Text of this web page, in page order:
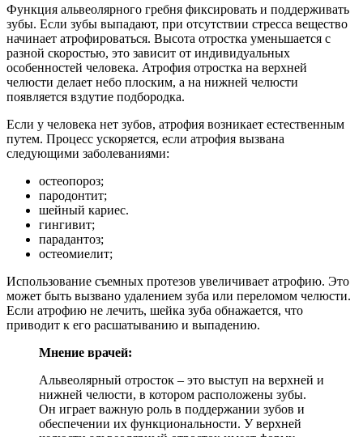
Функция альвеолярного гребня фиксировать и поддерживать
зубы. Если зубы выпадают, при отсутствии стресса вещество
начинает атрофироваться. Высота отростка уменьшается с
разной скоростью, это зависит от индивидуальных
особенностей человека. Атрофия отростка на верхней
челюсти делает небо плоским, а на нижней челюсти
появляется вздутие подбородка.
Если у человека нет зубов, атрофия возникает естественным
путем. Процесс ускоряется, если атрофия вызвана
следующими заболеваниями:
остеопороз;
пародонтит;
шейный кариес.
гингивит;
парадантоз;
остеомиелит;
Использование съемных протезов увеличивает атрофию. Это
может быть вызвано удалением зуба или переломом челюсти.
Если атрофию не лечить, шейка зуба обнажается, что
приводит к его расшатыванию и выпадению.
Мнение врачей:
Альвеолярный отросток – это выступ на верхней и
нижней челюсти, в котором расположены зубы.
Он играет важную роль в поддержании зубов и
обеспечении их функциональности. У верхней